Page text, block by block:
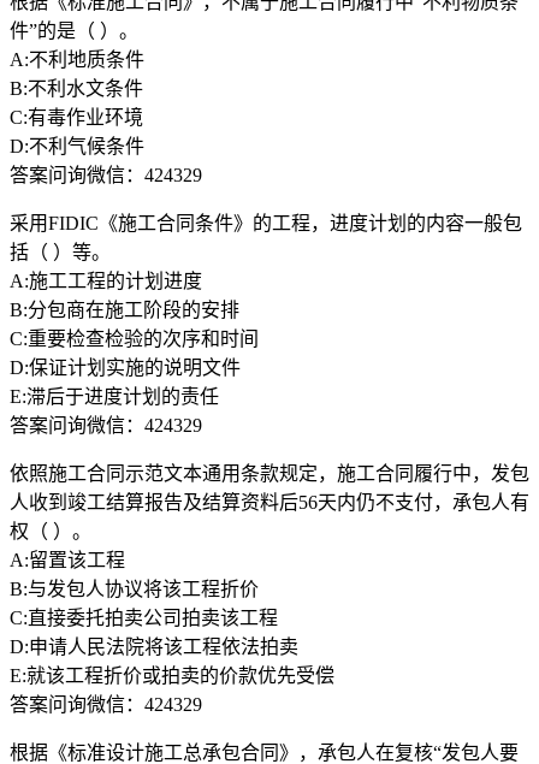
件”的是（ ）。
A:不利地质条件
B:不利水文条件
C:有毒作业环境
D:不利气候条件
答案问询微信：424329
采用FIDIC《施工合同条件》的工程，进度计划的内容一般包
括（ ）等。
A:施工工程的计划进度
B:分包商在施工阶段的安排
C:重要检查检验的次序和时间
D:保证计划实施的说明文件
E:滞后于进度计划的责任
答案问询微信：424329
依照施工合同示范文本通用条款规定，施工合同履行中，发包
人收到竣工结算报告及结算资料后56天内仍不支付，承包人有
权（ ）。
A:留置该工程
B:与发包人协议将该工程折价
C:直接委托拍卖公司拍卖该工程
D:申请人民法院将该工程依法拍卖
E:就该工程折价或拍卖的价款优先受偿
答案问询微信：424329
根据《标准设计施工总承包合同》，承包人在复核“发包人要